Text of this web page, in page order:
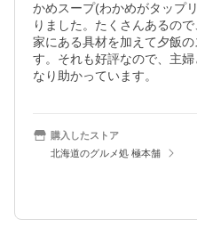
かめスープ(わかめがタップ
りました。たくさんあるの
家にある具材を加えて夕飯
す。それも好評なので、主
なり助かっています。
購入したストア
北海道のグルメ処 極本舗